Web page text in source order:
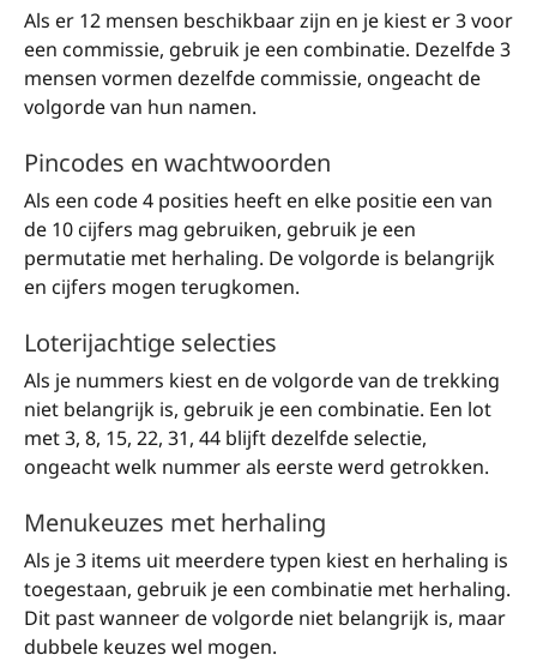
Als er 12 mensen beschikbaar zijn en je kiest er 3 voor
een commissie, gebruik je een combinatie. Dezelfde 3
mensen vormen dezelfde commissie, ongeacht de
volgorde van hun namen.
Pincodes en wachtwoorden
Als een code 4 posities heeft en elke positie een van
de 10 cijfers mag gebruiken, gebruik je een
permutatie met herhaling. De volgorde is belangrijk
en cijfers mogen terugkomen.
Loterijachtige selecties
Als je nummers kiest en de volgorde van de trekking
niet belangrijk is, gebruik je een combinatie. Een lot
met 3, 8, 15, 22, 31, 44 blijft dezelfde selectie,
ongeacht welk nummer als eerste werd getrokken.
Menukeuzes met herhaling
Als je 3 items uit meerdere typen kiest en herhaling is
toegestaan, gebruik je een combinatie met herhaling.
Dit past wanneer de volgorde niet belangrijk is, maar
dubbele keuzes wel mogen.